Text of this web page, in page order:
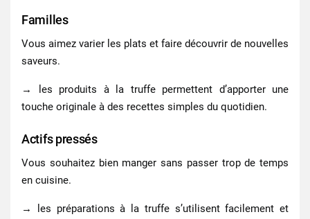
Familles
Vous aimez varier les plats et faire découvrir de nouvelles
saveurs.
→ les produits à la truffe permettent d’apporter une
touche originale à des recettes simples du quotidien.
Actifs pressés
Vous souhaitez bien manger sans passer trop de temps
en cuisine.
→ les préparations à la truffe s’utilisent facilement et